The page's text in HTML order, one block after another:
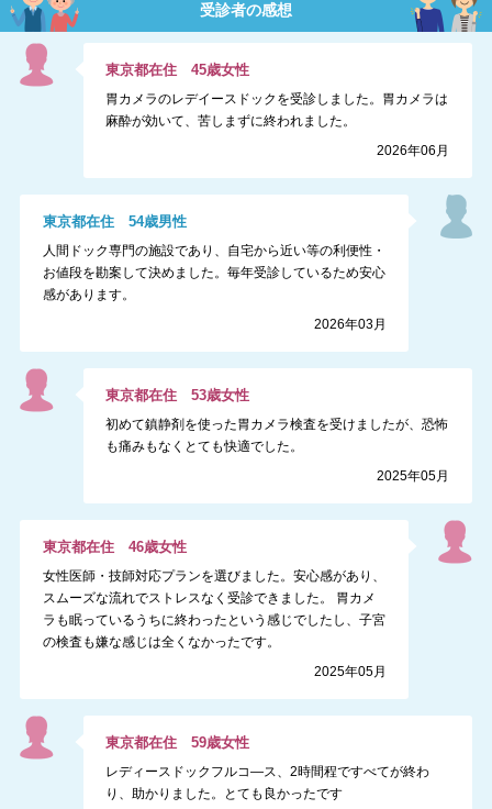
受診者の感想
東京都在住45歳女性
胃カメラのレデイースドックを受診しました。胃カメラは
麻酔が効いて、苦しまずに終われました。
2026年06月
東京都在住 54歳男性
人間ドック専門の施設であり、自宅から近い等の利便性・
お値段を勘案して決めました。毎年受診しているため安心
感があります。
2026年03月
東京都在住53歳女性
初めて鎮静剤を使った胃カメラ検査を受けましたが、恐怖
も痛みもなくとても快適でした。
2025年05月
東京都在住 46歳女性
女性医師・技師対応プランを選びました。安心感があり、
スムーズな流れでストレスなく受診できました。 胃カメ
ラも眠っているうちに終わったという感じでしたし、子宮
の検査も嫌な感じは全くなかったです。
2025年05月
東京都在住59歳女性
レディースドックフルコ―ス、2時間程ですべてが終わ
り、助かりました。とても良かったです